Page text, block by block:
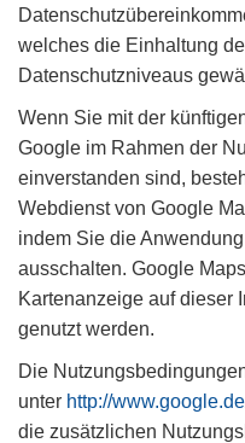
welches die Einhaltung
Datenschutzniveaus
Wenn Sie mit der
Google im Rahmen der
einverstanden sind,
Webdienst von Google
indem Sie die
ausschalten. Google
Kartenanzeige auf dieser
genutzt werden.
Die
unter http://
die zusätzlichen